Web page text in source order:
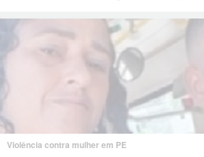
Violência contra mulher em PE